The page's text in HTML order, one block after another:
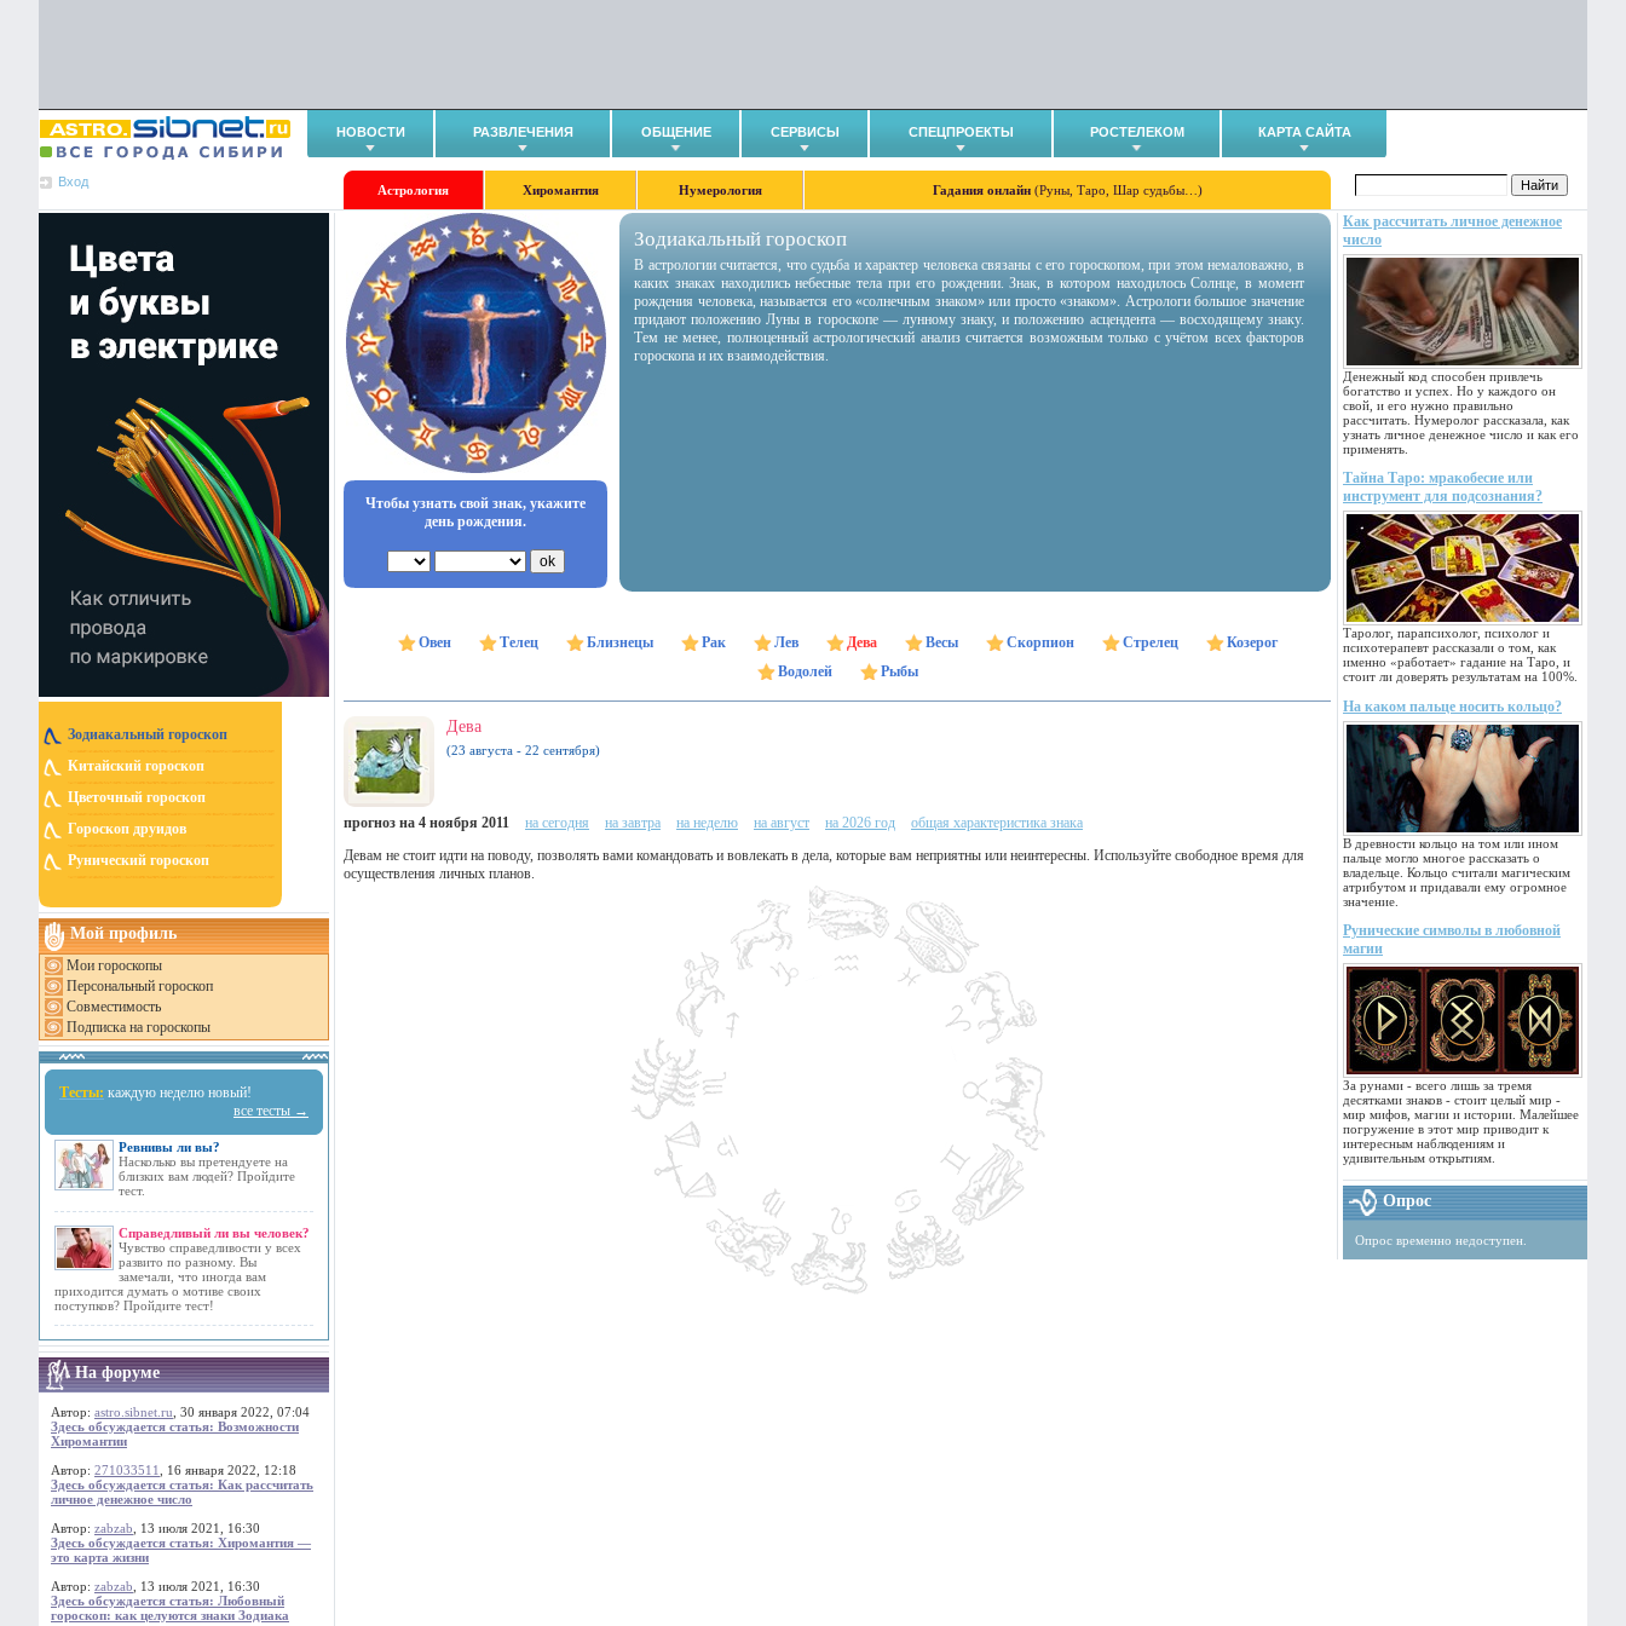
НОВОСТИ РАЗВЛЕЧЕНИЯ ОБЩЕНИЕ СЕРВИСЫ СПЕЦПРОЕКТЫ РОСТЕЛЕКОМ КАРТА САЙТА
Вход
Астрология Хиромантия Нумерология Гадания онлайн (Руны, Таро, Шар судьбы…)
Зодиакальный гороскоп
Китайский гороскоп
Цветочный гороскоп
Гороскоп друидов
Рунический гороскоп
Мой профиль
Мои гороскопы
Персональный гороскоп
Совместимость
Подписка на гороскопы
Тесты: каждую неделю новый!
все тесты →
Ревнивы ли вы?
Насколько вы претендуете на
близких вам людей? Пройдите
тест.
Справедливый ли вы человек?
Чувство справедливости у всех
развито по разному. Вы
замечали, что иногда вам
приходится думать о мотиве своих
поступков? Пройдите тест!
На форуме
Автор: astro.sibnet.ru , 30 января 2022, 07:04
Здесь обсуждается статья: Возможности
Хиромантии
Автор: 271033511
, 16 января 2022, 12:18
Здесь обсуждается статья: Как рассчитать
личное денежное число
Автор: zabzab , 13 июля 2021, 16:30
Здесь обсуждается статья: Хиромантия —
это карта жизни
Автор: zabzab , 13 июля 2021, 16:30
Здесь обсуждается статья: Любовный
гороскоп: как целуются знаки Зодиака
Как рассчитать личное денежное
число
Денежный код способен привлечь
богатство и успех. Но у каждого он
свой, и его нужно правильно
рассчитать. Нумеролог рассказала, как
узнать личное денежное число и как его
применять.
Тайна Таро: мракобесие или
инструмент для подсознания?
Таролог, парапсихолог, психолог и
психотерапевт рассказали о том, как
именно «работает» гадание на Таро, и
стоит ли доверять результатам на 100%.
На каком пальце носить кольцо?
В древности кольцо на том или ином
пальце могло многое рассказать о
владельце. Кольцо считали магическим
атрибутом и придавали ему огромное
значение.
Рунические символы в любовной
магии
За рунами - всего лишь за тремя
десятками знаков - стоит целый мир -
мир мифов, магии и истории. Малейшее
погружение в этот мир приводит к
интересным наблюдениям и
удивительным открытиям.
Опрос
Опрос временно недоступен.
Чтобы узнать свой знак, укажите
день рождения.
Зодиакальный гороскоп
В астрологии считается, что судьба и характер человека связаны с его гороскопом, при этом немаловажно, в
каких знаках находились небесные тела при его рождении. Знак, в котором находилось Солнце, в момент
рождения человека, называется его «солнечным знаком» или просто «знаком». Астрологи большое значение
придают положению Луны в гороскопе — лунному знаку, и положению асцендента — восходящему знаку.
Тем не менее, полноценный астрологический анализ считается возможным только с учётом всех факторов
гороскопа и их взаимодействия.
Овен Телец Близнецы Рак Лев Дева Весы Скорпион Стрелец
Козерог
Водолей
Рыбы
Дева
(23 августа - 22 сентября)
прогноз на 4 ноября 2011 на сегодня на завтра на неделю на август на 2026 год
общая характеристика знака
Девам не стоит идти на поводу, позволять вами командовать и вовлекать в дела, которые вам неприятны или неинтересны. Используйте свободное время для
осуществления личных планов.